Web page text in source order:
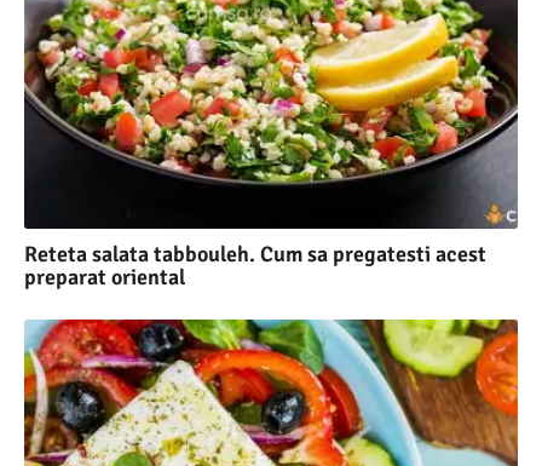
Reteta salata tabbouleh. Cum sa pregatesti acest
preparat oriental